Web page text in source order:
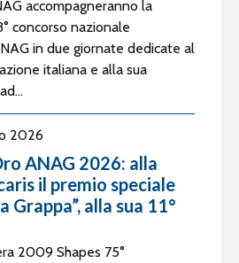
accompagneranno la
concorso nazionale
in due giornate dedicate al
italiana e alla sua
2026
ANAG 2026: alla
il premio speciale
Grappa”, alla sua 11°
2009 Shapes 75°